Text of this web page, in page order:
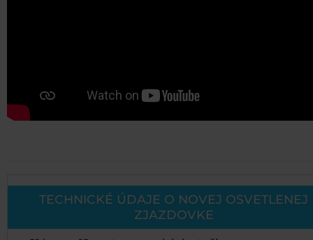
TECHNICKÉ ÚDAJE O NOVEJ OSVETLENEJ
ZJAZDOVKE